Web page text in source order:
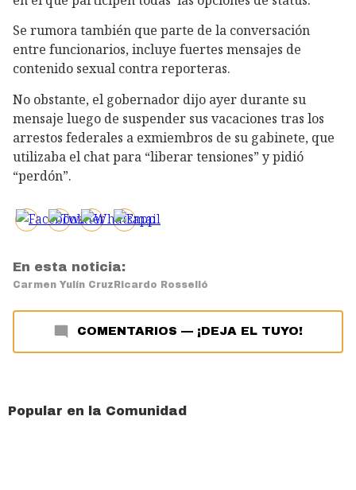
Se rumora también que parte de la conversación
entre funcionarios, incluye fuertes mensajes de
contenido sexual contra reporteras.
No obstante, el gobernador dijo ayer durante su
mensaje luego de suspender sus vacaciones tras los
arrestos federales a exmiembros de su gabinete, que
utilizaba el chat para “liberar tensiones” y pidió
“perdón”.
En esta noticia:
Carmen Yulín Cruz Ricardo Rosselló
COMENTARIOS — ¡DEJA EL TUYO!
Popular en la Comunidad